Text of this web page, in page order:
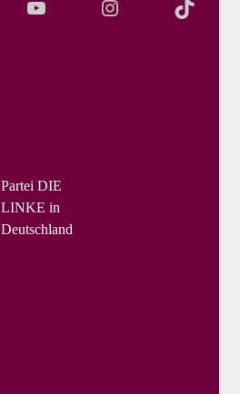
Partei DIE
LINKE in
Deutschland